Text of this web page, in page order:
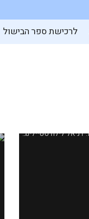
לרכישת ספר הבישול